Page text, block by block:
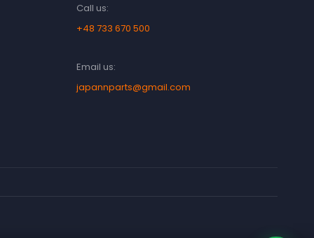
Call us:
+48 733 670 500
Email us:
japannparts@gmail.com